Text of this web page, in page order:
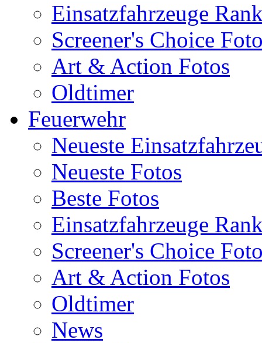
Einsatzfahrzeuge
Screener's Choice
Art & Action Fotos
Oldtimer
Feuerwehr
Neueste
Neueste Fotos
Beste Fotos
Einsatzfahrzeuge
Screener's Choice
Art & Action Fotos
Oldtimer
News